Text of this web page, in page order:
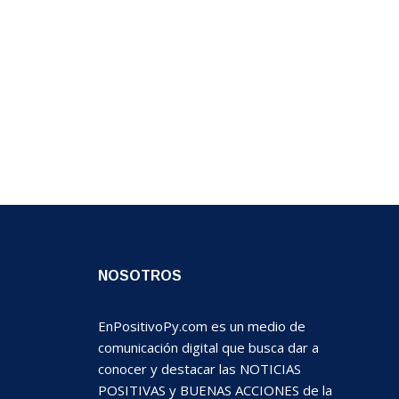
NOSOTROS
EnPositivoPy.com es un medio de
comunicación digital que busca dar a
conocer y destacar las NOTICIAS
POSITIVAS y BUENAS ACCIONES de la